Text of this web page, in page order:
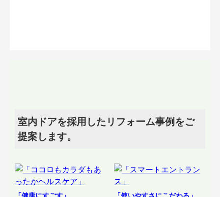
室内ドアを採用したリフォーム事例をご
提案します。